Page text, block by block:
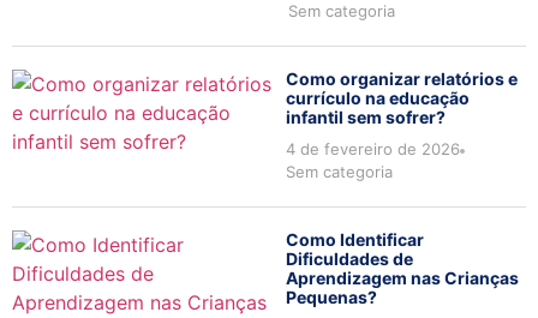
Sem categoria
Como organizar relatórios e
currículo na educação
infantil sem sofrer?
4 de fevereiro de 2026
Sem categoria
Como Identificar
Dificuldades de
Aprendizagem nas Crianças
Pequenas?